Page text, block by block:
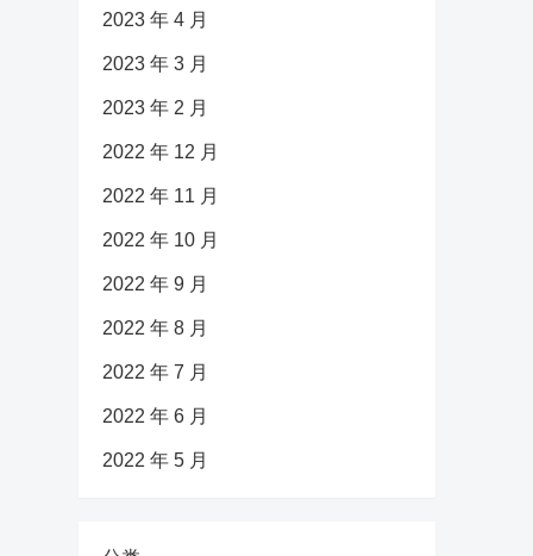
2023 年 4 月
2023 年 3 月
2023 年 2 月
2022 年 12 月
2022 年 11 月
2022 年 10 月
2022 年 9 月
2022 年 8 月
2022 年 7 月
2022 年 6 月
2022 年 5 月